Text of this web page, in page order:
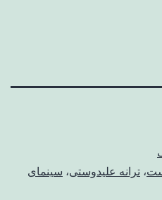
، ترانه علیدوستی، سینمای